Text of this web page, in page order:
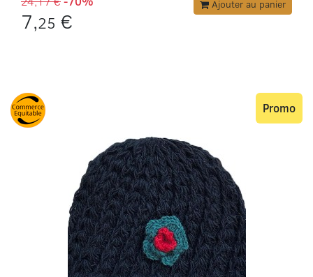
7,25 €
Ajouter au panier
Promo